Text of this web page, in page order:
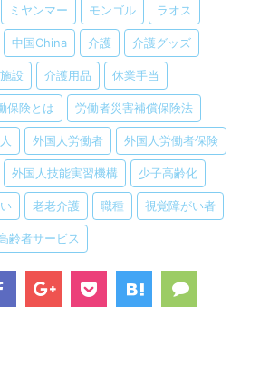
ミヤンマー モンゴル ラオス
中国China 介護 介護グッズ
設 介護用品 休業手当
保険とは 労働者災害補償保険法
外国人労働者 外国人労働者保険
外国人技能実習機構 少子高齢化
老老介護 職種 視覚障がい者
齢者サービス